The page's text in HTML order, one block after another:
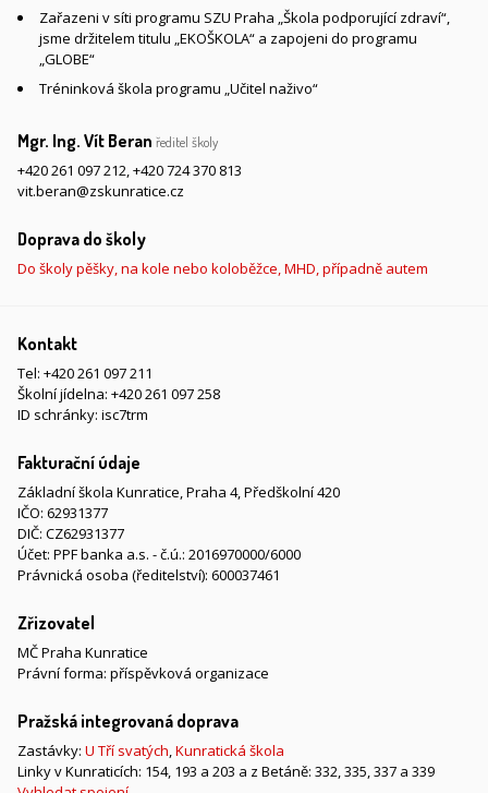
Zařazeni v síti programu SZU Praha „Škola podporující zdraví“,
jsme držitelem titulu „EKOŠKOLA“ a zapojeni do programu
„GLOBE“
Tréninková škola programu „Učitel naživo“
Mgr. Ing. Vít Beran ředitel školy
+420 261 097 212,+420 724 370 813
vit.beran@zskunratice.cz
Doprava do školy
Do školy pěšky, na kole nebo koloběžce, MHD, případně autem
Kontakt
Tel: +420 261 097 211
Školní jídelna: +420 261 097 258
ID schránky: isc7trm
Fakturační údaje
Základní škola Kunratice, Praha 4, Předškolní 420
IČO: 62931377
DIČ: CZ62931377
Účet: PPF banka a.s. - č.ú.: 2016970000/6000
Právnická osoba (ředitelství): 600037461
Zřizovatel
MČ Praha Kunratice
Právní forma: příspěvková organizace
Pražská integrovaná doprava
Zastávky: U Tří svatých,Kunratická škola
Linky v Kunraticích: 154, 193 a 203 a z Betáně: 332, 335, 337 a 339